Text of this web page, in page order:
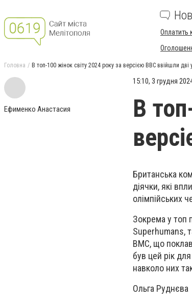
Оплатить
Головна В топ-100 жінок світу 2024 року за версією ВВС ввійшли дві
Ефименко Анастасия
15:10, 3 грудня
В
Британська
діячки, які
олімпійських
Зокрема у топ
Superhumans,
ВМС, що поклав
був цей рік
навколо них
Ольга Руднєва